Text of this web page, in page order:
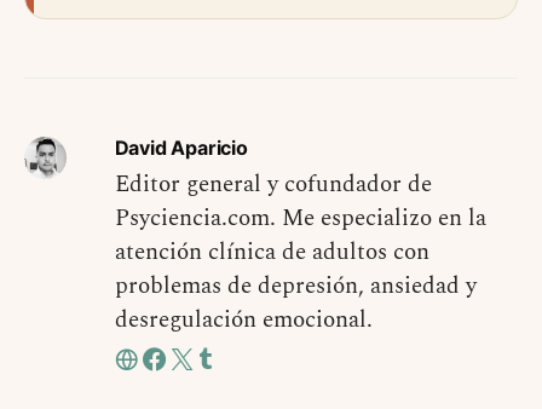
David Aparicio
Editor general y cofundador de
Psyciencia.com. Me especializo en la
atención clínica de adultos con
problemas de depresión, ansiedad y
desregulación emocional.